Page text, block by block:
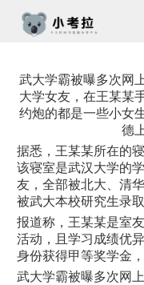
武大学霸被曝多次网
大学女友，在王某某
约炮的都是一些小女
德
据悉，王某某所在的
该寝室是武汉大学的
友，全部被北大、清
被武大本校研究生录
报道称，王某某是室
活动，且学习成绩优
身份获得甲等奖学金
武大学霸被曝多次网